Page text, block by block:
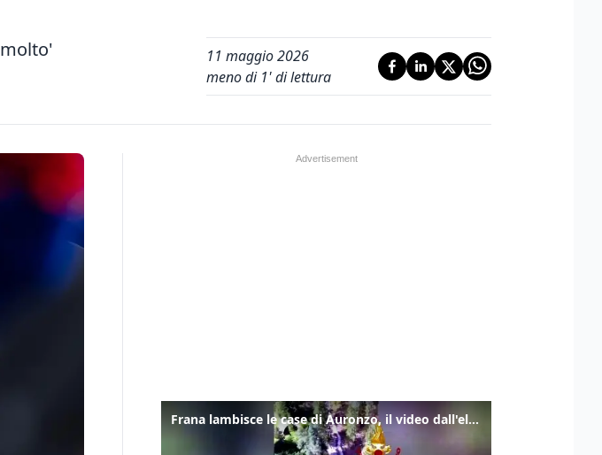
11 maggio 2026
meno di 1' di lettura
Frana lambisce le case di Auronzo, il video dall'elicottero dei vigili del fuoco